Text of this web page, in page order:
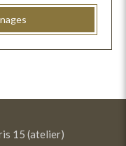
15 (atelier)